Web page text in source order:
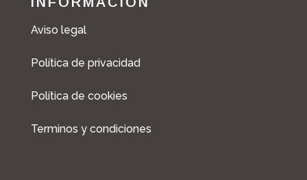
Aviso legal
Política de privacidad
Política de cookies
Terminos y condiciones